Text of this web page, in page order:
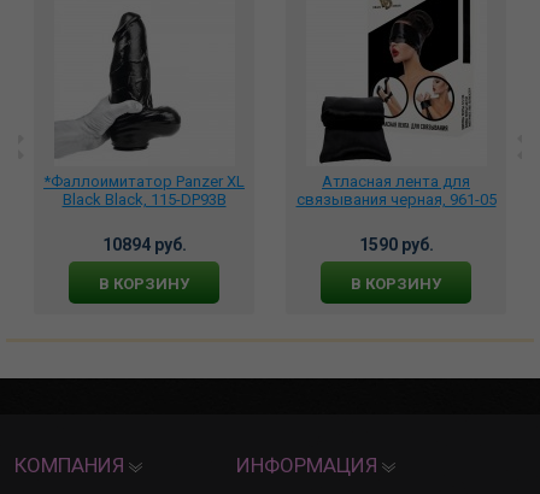
*Фаллоимитатор Panzer XL
Black Black, 115-DP93B
10894 руб.
В КОРЗИНУ
Атласная лента для
связывания черная, 961-05
1590 руб.
В КОРЗИНУ
КОМПАНИЯ ИНФОРМАЦИЯ